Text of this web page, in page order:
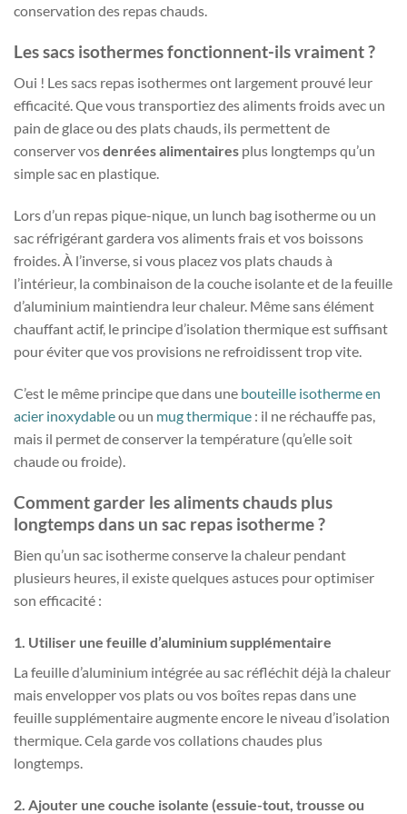
conservation des repas chauds.
Les sacs isothermes fonctionnent-ils vraiment ?
Oui ! Les sacs repas isothermes ont largement prouvé leur
efficacité. Que vous transportiez des aliments froids avec un
pain de glace ou des plats chauds, ils permettent de
conserver vosdenrées alimentaires plus longtemps qu’un
simple sac en plastique.
Lors d’un repas pique-nique, un lunch bag isotherme ou un
sac réfrigérant gardera vos aliments frais et vos boissons
froides. À l’inverse, si vous placez vos plats chauds à
l’intérieur, la combinaison de la couche isolante et de la feuille
d’aluminium maintiendra leur chaleur. Même sans élément
chauffant actif, le principe d’isolation thermique est suffisant
pour éviter que vos provisions ne refroidissent trop vite.
C’est le même principe que dans une bouteille isotherme en
acier inoxydableou un mug thermique : il ne réchauffe pas,
mais il permet de conserver la température (qu’elle soit
chaude ou froide).
Comment garder les aliments chauds plus
longtemps dans un sac repas isotherme ?
Bien qu’un sac isotherme conserve la chaleur pendant
plusieurs heures, il existe quelques astuces pour optimiser
son efficacité :
1. Utiliser une feuille d’aluminium supplémentaire
La feuille d’aluminium intégrée au sac réfléchit déjà la chaleur
mais envelopper vos plats ou vos boîtes repas dans une
feuille supplémentaire augmente encore le niveau d’isolation
thermique. Cela garde vos collations chaudes plus
longtemps.
2. Ajouter une couche isolante (essuie-tout, trousse ou